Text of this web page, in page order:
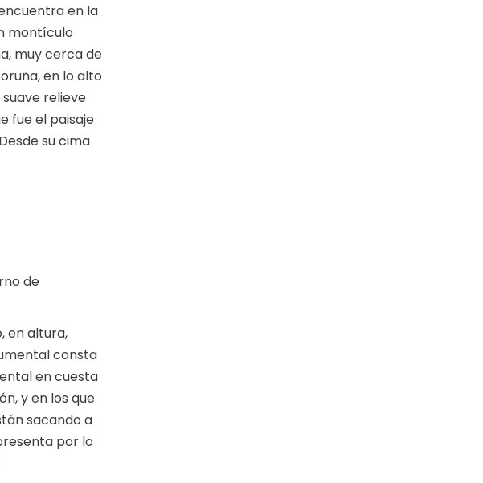
en la
montículo
muy cerca de
en lo alto
relieve
fue el paisaje
su cima
de
en altura,
consta
en cuesta
y en los que
sacando a
por lo